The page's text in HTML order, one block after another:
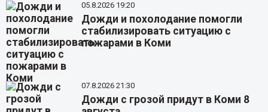
05.8.2026 19:20
Дожди и похолодание помогли
стабилизировать ситуацию с
пожарами в Коми
07.8.2026 21:30
Дожди с грозой придут в Коми 8